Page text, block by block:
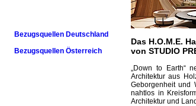
Bezugsquellen Deutschland
Bezugsquellen Österreich
Das H.O.M.E.
von STUDIO
„Down to Earth“
Architektur aus
Geborgenheit und
nahtlos in
Architektur und